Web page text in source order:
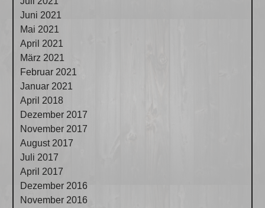
Juni 2021
Mai 2021
April 2021
März 2021
Februar 2021
Januar 2021
April 2018
Dezember 2017
November 2017
August 2017
Juli 2017
April 2017
Dezember 2016
November 2016